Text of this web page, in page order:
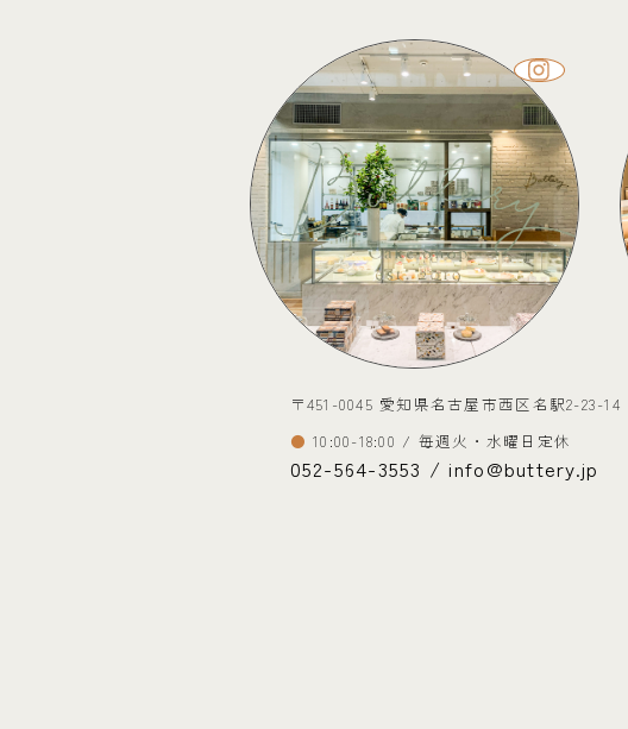
〒451-0045 愛知県名古屋市西区名駅2-23-14
10:00-18:00 / 毎週火・水曜日定休
052-564-3553 / info@buttery.jp